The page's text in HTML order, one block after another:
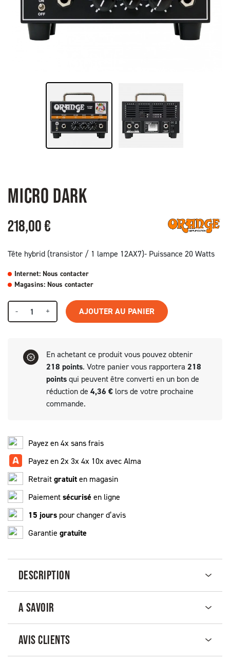
MICRO DARK
218,00 €
Tête hybrid (transistor / 1 lampe 12AX7)- Puissance 20 Watts
Internet: Nous contacter
Magasins: Nous contacter
- + AJOUTER AU PANIER
En achetant ce produit vous pouvez obtenir
218 points. Votre panier vous rapportera 218
pointsqui peuvent être converti en un bon de
réduction de 4,36 €lors de votre prochaine
commande.
Payez en 4x sans frais
Payez en 2x 3x 4x 10x avec Alma
Retraitgratuiten magasin
Paiementsécurisé en ligne
15 jours pour changer d’avis
Garantie gratuite
DESCRIPTION
A SAVOIR
AVIS CLIENTS